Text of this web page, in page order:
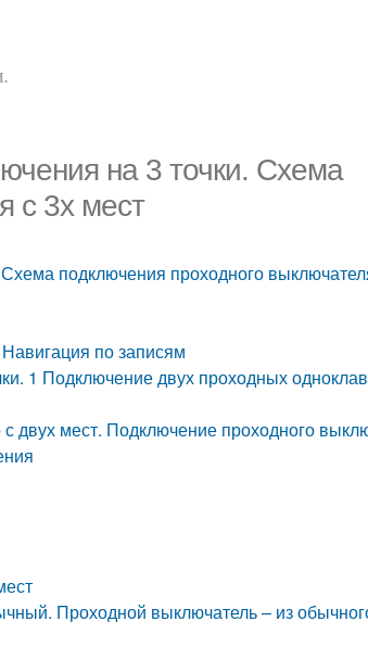
на 3 точки. Схема
с 3х мест
подключения проходного
по записям
1 Подключение двух проходных
двух мест. Подключение проходного
Проходной выключатель – из